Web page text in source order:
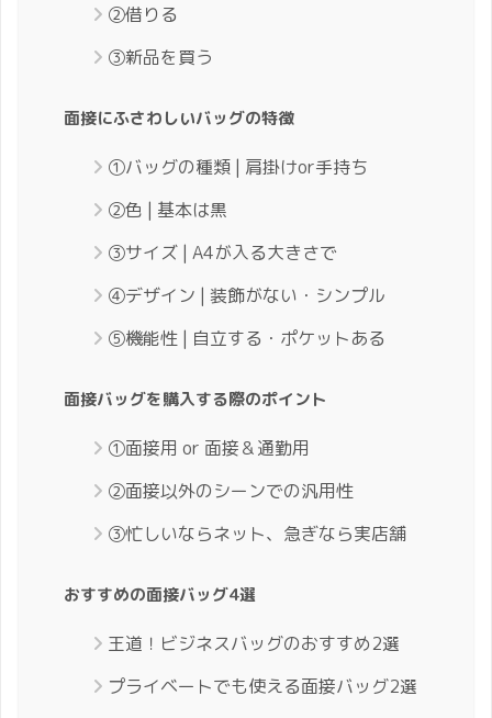
②借りる
③新品を買う
面接にふさわしいバッグの特徴
①バッグの種類 | 肩掛けor手持ち
②色 | 基本は黒
③サイズ | A4が入る大きさで
④デザイン | 装飾がない・シンプル
⑤機能性 | 自立する・ポケットある
面接バッグを購入する際のポイント
①面接用 or 面接＆通勤用
②面接以外のシーンでの汎用性
③忙しいならネット、急ぎなら実店舗
おすすめの面接バッグ4選
王道！ビジネスバッグのおすすめ2選
プライベートでも使える面接バッグ2選